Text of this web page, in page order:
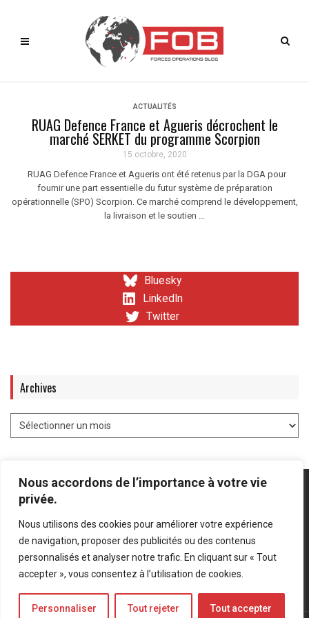
Nous accordons de l’importance à votre vie
privée.
Nous utilisons des cookies pour améliorer votre expérience
de navigation, proposer des publicités ou des contenus
personnalisés et analyser notre trafic. En cliquant sur « Tout
accepter », vous consentez à l’utilisation de cookies.
Personnaliser Tout rejeter Tout accepter
ACTUALITÉS
RUAG Defence France et Agueris décrochent le
marché SERKET du programme Scorpion
15 octobre, 2020
RUAG Defence France et Agueris ont été retenus par la DGA pour
fournir une part essentielle du futur système de préparation
opérationnelle (SPO) Scorpion. Ce marché comprend le développement,
la livraison et le soutien ...
Bluesky
LinkedIn
Twitter
Archives
Mentions légales Politique de confidentialité
Bluesky
LinkedIn
Twitter